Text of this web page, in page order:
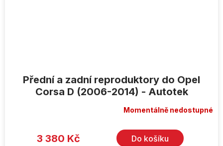
Přední a zadní reproduktory do Opel
Corsa D (2006-2014) - Autotek
Momentálně nedostupné
3 380 Kč Do košíku